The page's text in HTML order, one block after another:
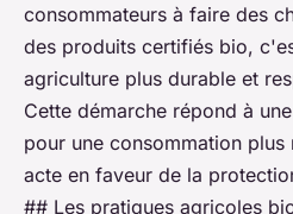
consommateurs à faire des
des produits certifiés bio,
agriculture plus durable et
Cette démarche répond à
pour une consommation plus
acte en faveur de la
## Les pratiques agricoles